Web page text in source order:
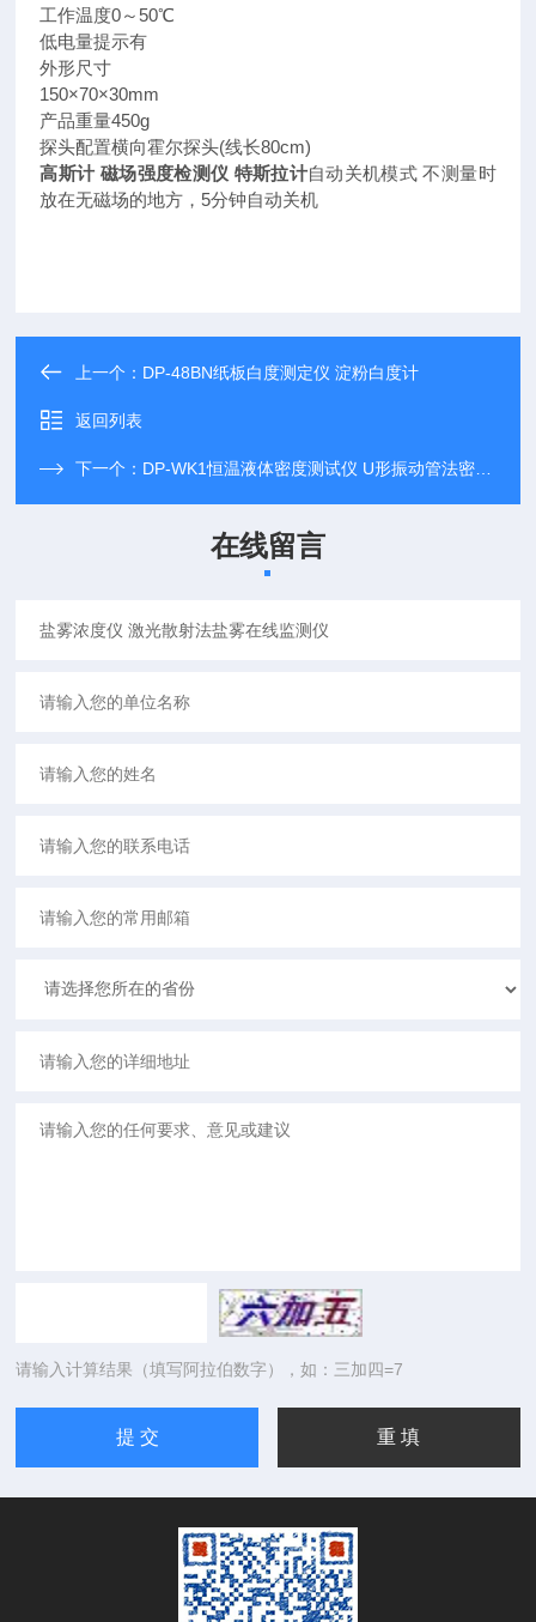
工作温度0～50℃
低电量提示有
外形尺寸
150×70×30mm
产品重量450g
探头配置横向霍尔探头(线长80cm)
高斯计 磁场强度检测仪 特斯拉计自动关机模式 不测量时
放在无磁场的地方，5分钟自动关机
上一个： DP-48BN纸板白度测定仪 淀粉白度计
返回列表
下一个： DP-WK1恒温液体密度测试仪 U形振动管法密度计
在线留言
请输入计算结果（填写阿拉伯数字），如：三加四=7